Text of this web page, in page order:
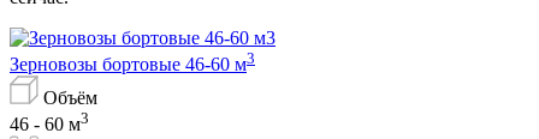
Зерновозы бортовые 46-60 м3
Объём
46 - 60 м3